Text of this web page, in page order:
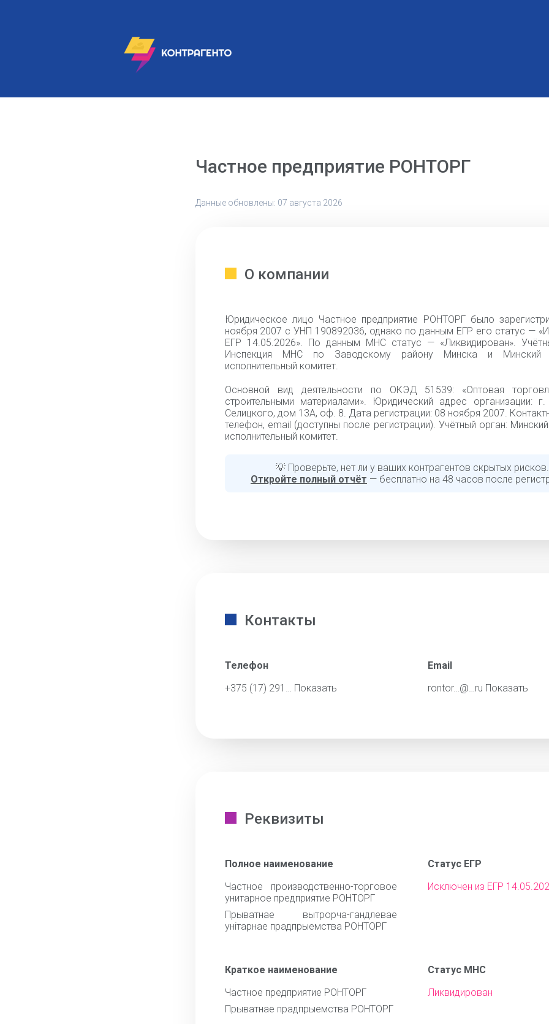
Частное предприятие РОНТОРГ
Данные обновлены: 07 августа 2026
О компании
Юридическое лицо Частное предприятие РОНТОРГ было
ноября 2007 с УНП 190892036, однако по данным ЕГР его статус —
ЕГР 14.05.2026». По данным МНС статус — «Ликвидирован».
Инспекция МНС по Заводскому району Минска и Минский
исполнительный комитет.
Основной вид деятельности по ОКЭД 51539: «Оптовая
строительными материалами». Юридический адрес организации:
Селицкого, дом 13А, оф. 8. Дата регистрации: 08 ноября 2007.
телефон, email (доступны после регистрации). Учётный орган:
исполнительный комитет.
💡 Проверьте, нет ли у ваших контрагентов скрытых рисков.
Откройте полный отчёт — бесплатно на 48 часов после
Контакты
Телефон
+375 (17) 291… Показать
Email
rontor…@…ru Показать
Реквизиты
Полное наименование
Частное производственно-торговое
унитарное предприятие РОНТОРГ
Прыватнае вытрорча-гандлевае
унiтарнае прадпрыемства РОНТОРГ
Статус ЕГР
Исключен из ЕГР
Краткое наименование
Частное предприятие РОНТОРГ
Прыватнае прадпрыемства РОНТОРГ
Статус МНС
Ликвидирован